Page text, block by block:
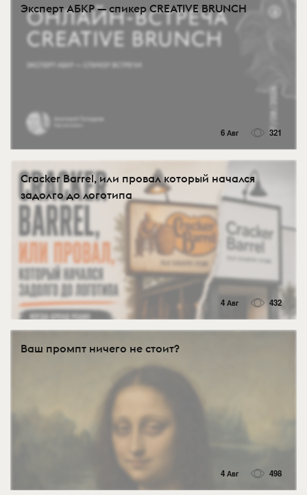
Эксперт АБКР — спикер CREATIVE BRUNCH
6 Авг 321
Cracker Barrel, или провал который начался
задолго до логотипа
4 Авг 432
Ваш промпт ничего не стоит?
4 Авг 498